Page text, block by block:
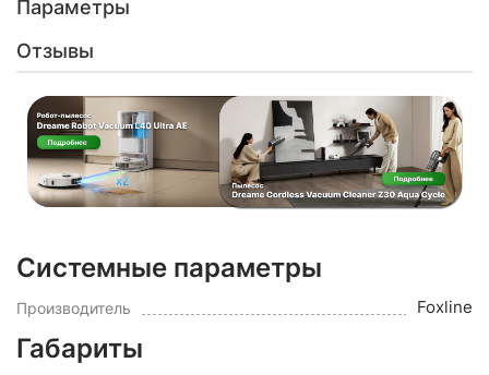
Параметры
Отзывы
Системные параметры
Производитель Foxline
Габариты